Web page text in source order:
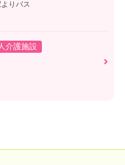
りバス
介護施設